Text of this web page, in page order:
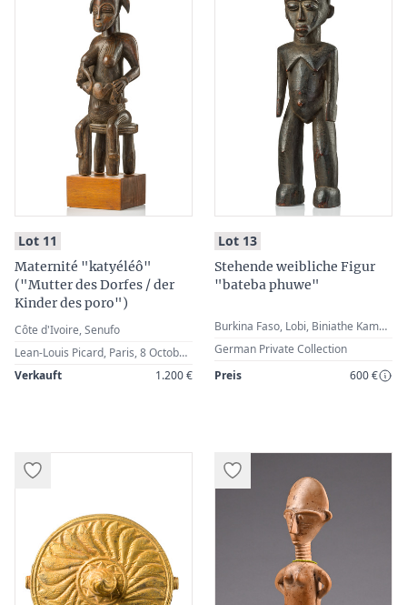
Lot 11
Maternité "katyéléô"
("Mutter des Dorfes / der
Kinder des poro")
Côte d'Ivoire, Senufo
Lean-Louis Picard, Paris, 8 October 1991, Lot 183 · German Private Collection
Verkauft
1.200 €
Lot 13:
Stehende weibliche Figur
"bateba phuwe"
Burkina Faso, Lobi, Biniathe Kambire
German Private Collection
Preis
600 €